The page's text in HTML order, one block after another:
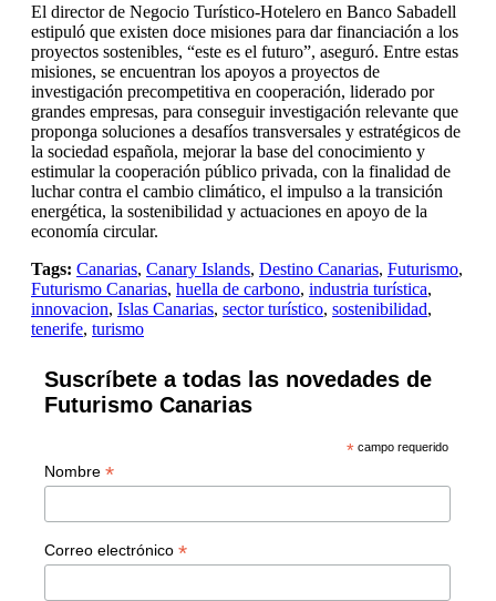
El director de Negocio Turístico-Hotelero en Banco Sabadell
estipuló que existen doce misiones para dar financiación a los
proyectos sostenibles, “este es el futuro”, aseguró. Entre estas
misiones, se encuentran los apoyos a proyectos de
investigación precompetitiva en cooperación, liderado por
grandes empresas, para conseguir investigación relevante que
proponga soluciones a desafíos transversales y estratégicos de
la sociedad española, mejorar la base del conocimiento y
estimular la cooperación público privada, con la finalidad de
luchar contra el cambio climático, el impulso a la transición
energética, la sostenibilidad y actuaciones en apoyo de la
economía circular.
Tags: Canarias, Canary Islands, Destino Canarias, Futurismo,
Futurismo Canarias, huella de carbono, industria turística,
innovacion, Islas Canarias, sector turístico, sostenibilidad,
tenerife, turismo
Suscríbete a todas las novedades de
Futurismo Canarias
*campo requerido
Nombre *
Correo electrónico *